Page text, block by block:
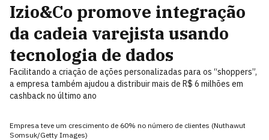
Izio&Co promove integração
da cadeia varejista usando
tecnologia de dados
Facilitando a criação de ações personalizadas para os “shoppers”,
a empresa também ajudou a distribuir mais de R$ 6 milhões em
cashback no último ano
Empresa teve um crescimento de 60% no número de clientes (Nuthawut
Somsuk/Getty Images)